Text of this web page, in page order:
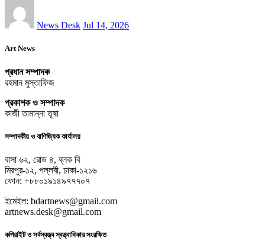
News Desk Jul 14, 2026
Art News
প্রধান সম্পাদক
রহমান মুস্তাফিজ
প্রকাশক ও সম্পাদক
কাজী তামান্না তৃষা
সম্পাদকীয় ও বাণিজ্যিক কার্যালয়
বাসা ৬২, রোড ৪, ব্লক বি
মিরপুর-১২, পল্লবী, ঢাকা-১২১৬
ফোন: +৮৮০১৯১৪৯৭৭৭০৭
ইমেইল: bdartnews@gmail.com
artnews.desk@gmail.com
কপিরাইট ও সর্বস্বত্ত্ব স্বত্ত্বাধিকার সংরক্ষিত